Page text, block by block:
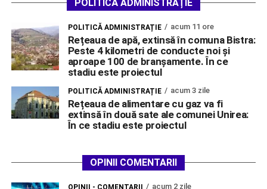
POLITICĂ ADMINISTRAȚIE
POLITICĂ ADMINISTRAȚIE acum 11 ore
Rețeaua de apă, extinsă în comuna Bistra:
Peste 4 kilometri de conducte noi și
aproape 100 de branșamente. În ce
stadiu este proiectul
POLITICĂ ADMINISTRAȚIE acum 3 zile
Rețeaua de alimentare cu gaz va fi
extinsă în două sate ale comunei Unirea:
În ce stadiu este proiectul
OPINII COMENTARII
acum 2 zile